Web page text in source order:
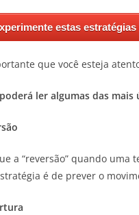
estas
que você esteja
ler algumas das mais
a “reversão” quando uma
é de prever o